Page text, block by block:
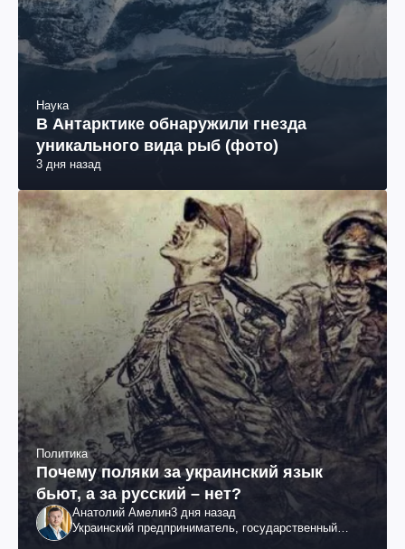
Наука
В Антарктике обнаружили гнезда
уникального вида рыб (фото)
3 дня назад
Политика
Почему поляки за украинский язык
бьют, а за русский – нет?
Анатолий Амелин3 дня назад
Украинский предприниматель, государственный